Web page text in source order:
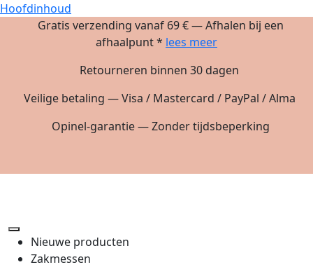
Hoofdinhoud
Gratis verzending vanaf 69 € — Afhalen bij een
afhaalpunt * lees meer
Retourneren binnen 30 dagen
Veilige betaling — Visa / Mastercard / PayPal / Alma
Opinel-garantie — Zonder tijdsbeperking
Nieuwe producten
Zakmessen